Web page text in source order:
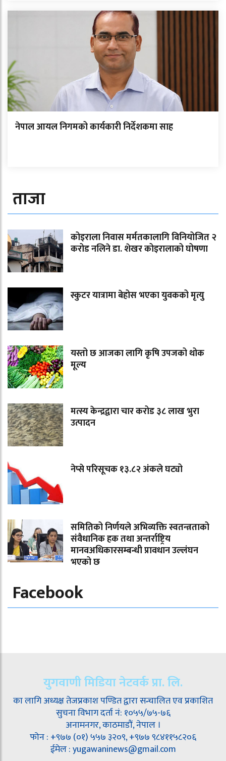
नेपाल आयल निगमको कार्यकारी निर्देशकमा साह
ताजा
कोइराला निवास मर्मतकालागि विनियोजित २
करोड नलिने डा. शेखर कोइरालाको घोषणा
स्कुटर यात्रामा बेहोस भएका युवकको मृत्यु
यस्तो छ आजका लागि कृषि उपजको थोक
मूल्य
मत्स्य केन्द्रद्वारा चार करोड ३८ लाख भुरा
उत्पादन
नेप्से परिसूचक १३.८२ अंकले घट्यो
समितिको निर्णयले अभिव्यक्ति स्वतन्त्रताको
संवैधानिक हक तथा अन्तर्राष्ट्रिय
मानवअधिकारसम्बन्धी प्रावधान उल्लंघन
भएको छ
Facebook
युगवाणी मिडिया नेटवर्क प्रा. लि.
का लागि अध्यक्ष तेजप्रकाश पण्डित द्वारा सन्चालित एव प्रकाशित
सुचना विभाग दर्ता नं: १०५५/७५-७६
अनामनगर, काठमाडौं, नेपाल ।
फोन : +९७७ (०१) ५५७ ३२०९, +९७७ ९८४११५८२०६
ईमेल : yugawaninews@gmail.com